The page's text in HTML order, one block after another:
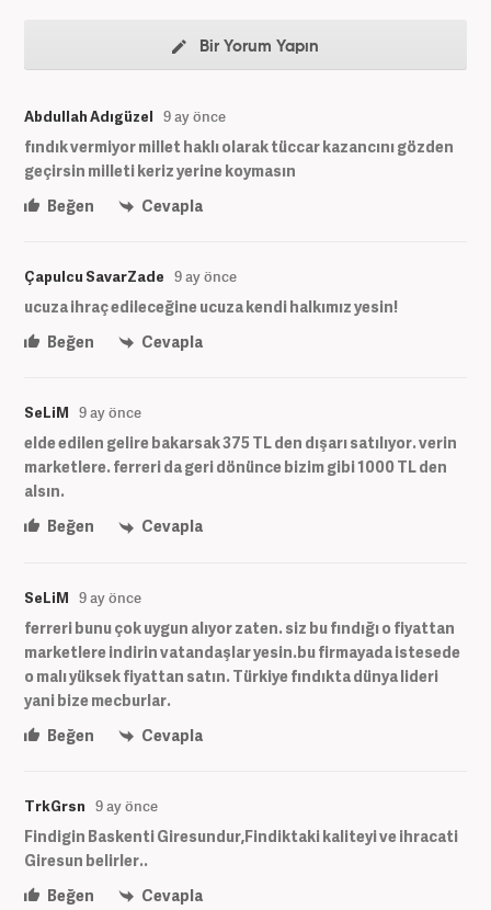
Bir Yorum Yapın
Abdullah Adıgüzel 9 ay önce
fındık vermiyor millet haklı olarak tüccar kazancını gözden
geçirsin milleti keriz yerine koymasın
Beğen
Cevapla
Çapulcu SavarZade 9 ay önce
ucuza ihraç edileceğine ucuza kendi halkımız yesin!
Beğen
Cevapla
SeLiM 9 ay önce
elde edilen gelire bakarsak 375 TL den dışarı satılıyor. verin
marketlere. ferreri da geri dönünce bizim gibi 1000 TL den
alsın.
Beğen
Cevapla
SeLiM 9 ay önce
ferreri bunu çok uygun alıyor zaten. siz bu fındığı o fiyattan
marketlere indirin vatandaşlar yesin.bu firmayada istesede
o malı yüksek fiyattan satın. Türkiye fındıkta dünya lideri
yani bize mecburlar.
Beğen
Cevapla
TrkGrsn 9 ay önce
Findigin Baskenti Giresundur,Findiktaki kaliteyi ve ihracati
Giresun belirler..
Beğen
Cevapla